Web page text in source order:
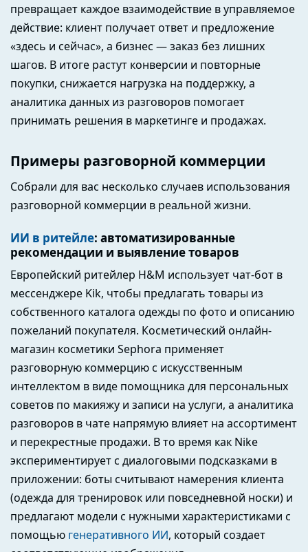
превращает каждое взаимодействие в управляемое
действие: клиент получает ответ и предложение
«здесь и сейчас», а бизнес — заказ без лишних
шагов. В итоге растут конверсии и повторные
покупки, снижается нагрузка на поддержку, а
аналитика данных из разговоров помогает
принимать решения в маркетинге и продажах.
Примеры разговорной коммерции
Собрали для вас несколько случаев использования
разговорной коммерции в реальной жизни.
ИИ в ритейле: автоматизированные
рекомендации и выявление товаров
Европейский ритейлер H&M использует чат-бот в
мессенджере Kik, чтобы предлагать товары из
собственного каталога одежды по фото и описанию
пожеланий покупателя. Косметический онлайн-
магазин косметики Sephora применяет
разговорную коммерцию с искусственным
интеллектом в виде помощника для персональных
советов по макияжу и записи на услуги, а аналитика
разговоров в чате напрямую влияет на ассортимент
и перекрестные продажи. В то время как Nike
экспериментирует с диалоговыми подсказками в
приложении: боты считывают намерения клиента
(одежда для тренировок или повседневной носки) и
предлагают модели с нужными характеристиками с
помощью генеративного ИИ, который создает